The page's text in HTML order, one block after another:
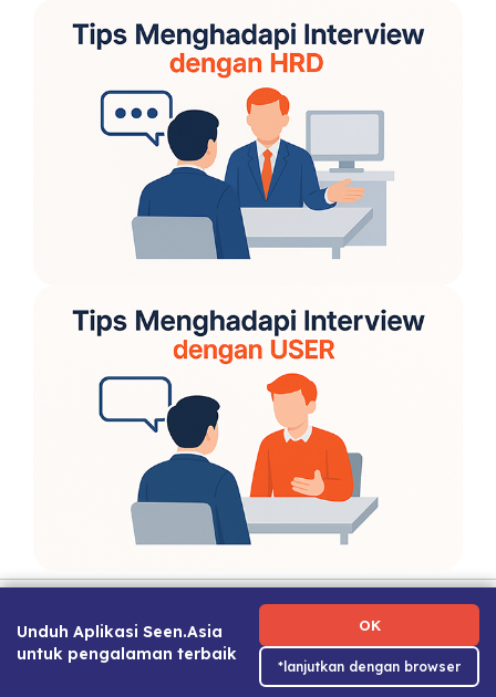
Unduh Aplikasi Seen.Asia
untuk pengalaman terbaik
OK
*lanjutkan dengan browser
Kebijakan Privasi|Tentang Kami
|Hubungi Kami Panduan Karier